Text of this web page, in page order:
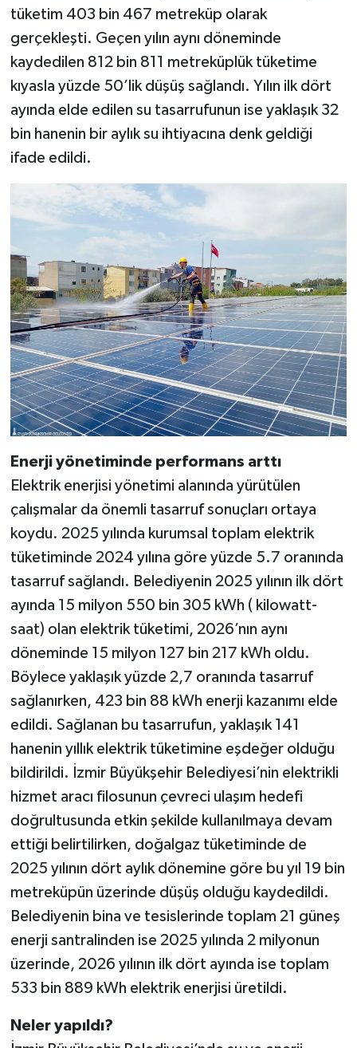
tüketim 403 bin 467 metreküp olarak
gerçekleşti. Geçen yılın aynı döneminde
kaydedilen 812 bin 811 metreküplük tüketime
kıyasla yüzde 50’lik düşüş sağlandı. Yılın ilk dört
ayında elde edilen su tasarrufunun ise yaklaşık 32
bin hanenin bir aylık su ihtiyacına denk geldiği
ifade edildi.
Enerji yönetiminde performans arttı
Elektrik enerjisi yönetimi alanında yürütülen
çalışmalar da önemli tasarruf sonuçları ortaya
koydu. 2025 yılında kurumsal toplam elektrik
tüketiminde 2024 yılına göre yüzde 5.7 oranında
tasarruf sağlandı. Belediyenin 2025 yılının ilk dört
ayında 15 milyon 550 bin 305 kWh ( kilowatt-
saat) olan elektrik tüketimi, 2026’nın aynı
döneminde 15 milyon 127 bin 217 kWh oldu.
Böylece yaklaşık yüzde 2,7 oranında tasarruf
sağlanırken, 423 bin 88 kWh enerji kazanımı elde
edildi. Sağlanan bu tasarrufun, yaklaşık 141
hanenin yıllık elektrik tüketimine eşdeğer olduğu
bildirildi. İzmir Büyükşehir Belediyesi’nin elektrikli
hizmet aracı filosunun çevreci ulaşım hedefi
doğrultusunda etkin şekilde kullanılmaya devam
ettiği belirtilirken, doğalgaz tüketiminde de
2025 yılının dört aylık dönemine göre bu yıl 19 bin
metreküpün üzerinde düşüş olduğu kaydedildi.
Belediyenin bina ve tesislerinde toplam 21 güneş
enerji santralinden ise 2025 yılında 2 milyonun
üzerinde, 2026 yılının ilk dört ayında ise toplam
533 bin 889 kWh elektrik enerjisi üretildi.
Neler yapıldı?